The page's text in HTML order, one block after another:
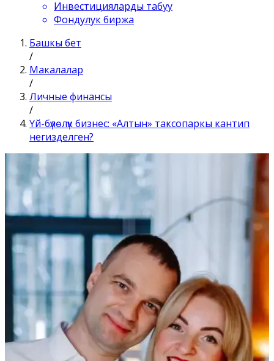
Инвестицияларды табуу
Фондулук биржа
Башкы бет
/
Макалалар
/
Личные финансы
/
Үй-бүлөлүк бизнес: «Алтын» таксопаркы кантип
негизделген?